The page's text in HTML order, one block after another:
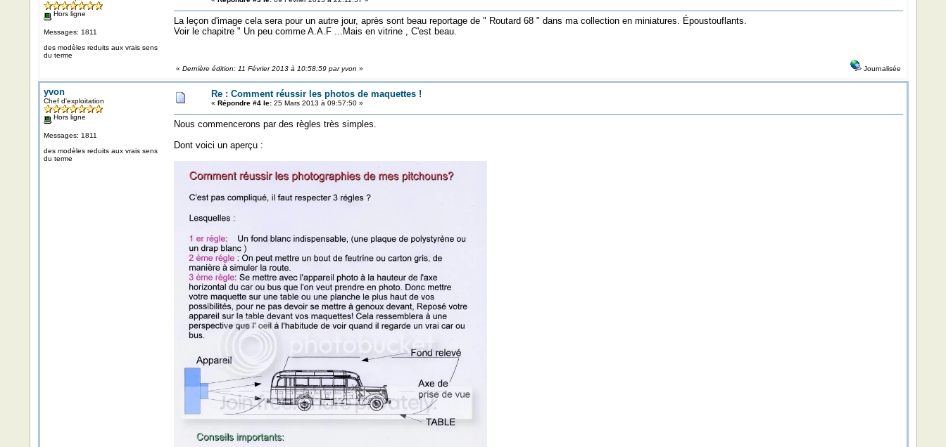
Hors ligne
Messages: 1811
des modèles reduits aux vrais sens
du terme
La leçon d'image cela sera pour un autre jour, après sont beau reportage de " Routard 68 " dans ma collection en miniatures. Époustouflants.
Voir le chapitre " Un peu comme A.A.F ...Mais en vitrine , C'est beau.
« Dernière édition: 11 Février 2013 à 10:58:59 par yvon » Journalisée
yvon
Chef d'exploitation
Hors ligne
Messages: 1811
des modèles reduits aux vrais sens
du terme
Re : Comment réussir les photos de maquettes !
« Répondre #4 le:25 Mars 2013 à 09:57:50 »
Nous commencerons par des règles très simples.
Dont voici un aperçu :